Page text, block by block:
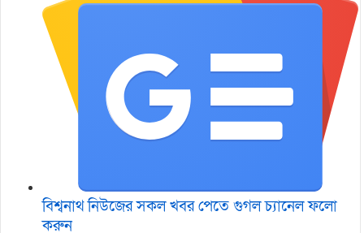
বিশ্বনাথ নিউজের সকল খবর পেতে গুগল চ‌্যানেল ফলো
করুন